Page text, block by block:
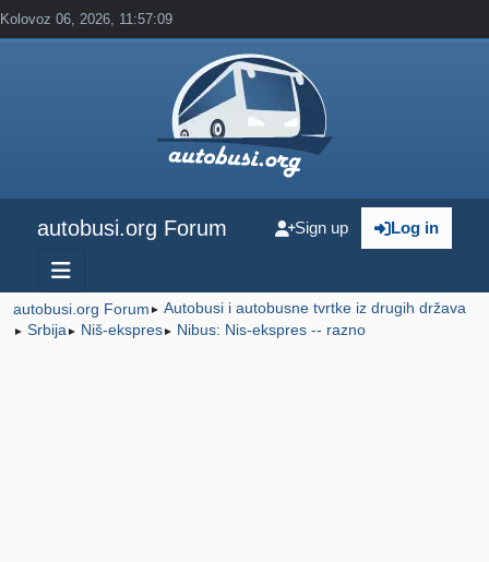
Kolovoz 06, 2026, 11:57:09
autobusi.org Forum Log in
Sign up
autobusi.org Forum ► Autobusi i autobusne tvrtke iz drugih država
► Srbija ► Niš-ekspres► Nibus: Nis-ekspres -- razno